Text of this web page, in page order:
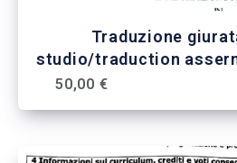
Traduzione
studio/traduction
50,00 €